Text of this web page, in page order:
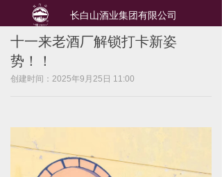
长白山酒业集团有限公司
十一来老酒厂解锁打卡新姿
势！！
创建时间： 2025年9月25日 11:00